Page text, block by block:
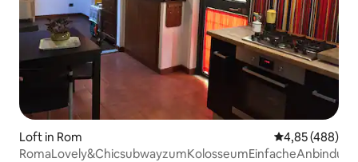
Loft in Rom
4,85 (488)